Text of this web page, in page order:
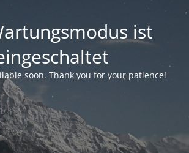
ist
soon. Thank you for your patience!